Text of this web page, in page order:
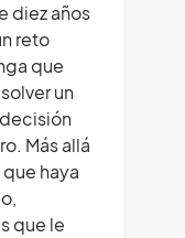
diez años
reto
que
un
Más allá
haya
que le